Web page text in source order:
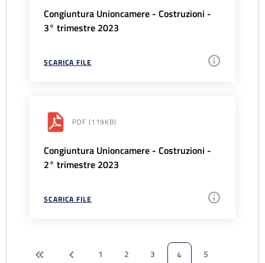
Congiuntura Unioncamere - Costruzioni -
3° trimestre 2023
SCARICA FILE
PDF (119KB)
Congiuntura Unioncamere - Costruzioni -
2° trimestre 2023
SCARICA FILE
1 2 3 4
5